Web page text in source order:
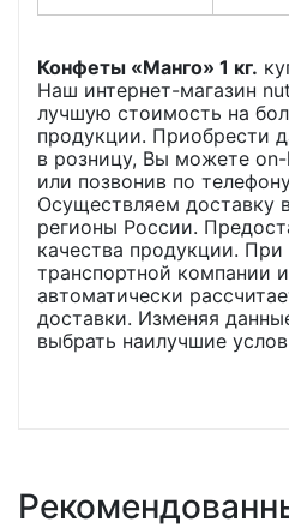
Конфеты «Манго» 1 кг.
Наш интернет-магазин
лучшую стоимость на
продукции. Приобрести
в розницу, Вы можете
или позвонив по
Осуществляем доставку
регионы России.
качества продукции.
транспортной компании
автоматически
доставки. Изменяя
выбрать наилучшие